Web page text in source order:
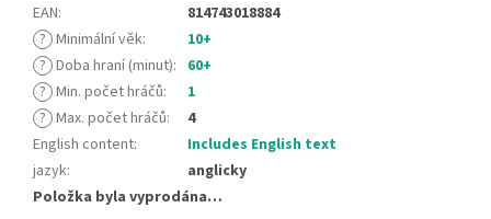
EAN:
814743018884
? Minimální věk:
10+
? Doba hraní (minut): 60+
? Min. počet hráčů:
1
? Max. počet hráčů:
4
English content:
Includes English text
jazyk:
anglicky
Položka byla vyprodána…